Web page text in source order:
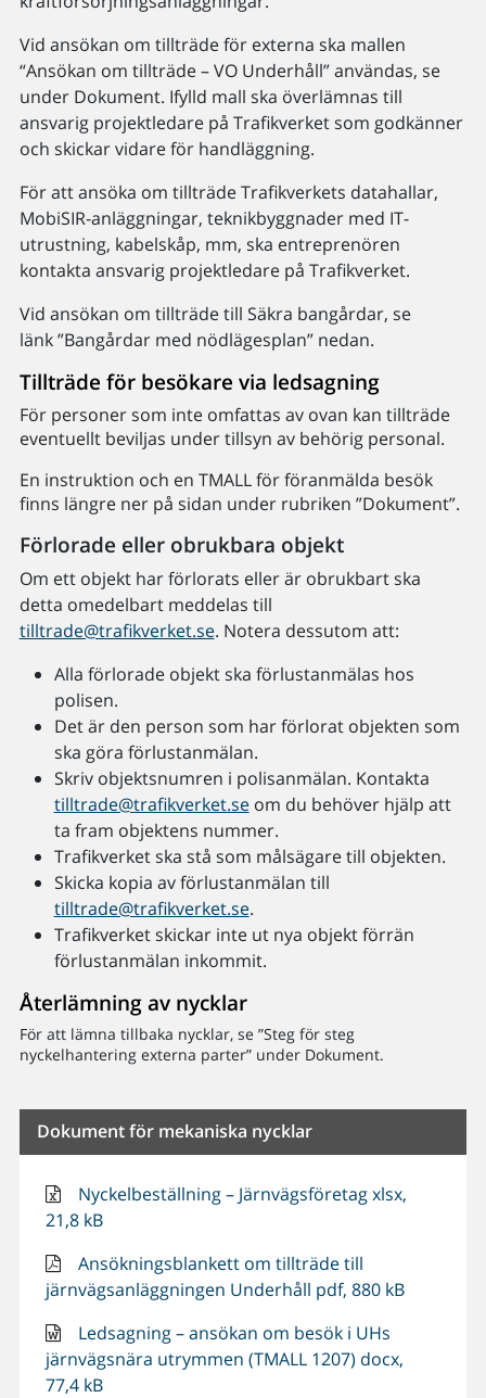
Vid ansökan om tillträde för externa ska mallen
“Ansökan om tillträde – VO Underhåll” användas, se
under Dokument. Ifylld mall ska överlämnas till
ansvarig projektledare på Trafikverket som godkänner
och skickar vidare för handläggning.
För att ansöka om tillträde Trafikverkets datahallar,
MobiSIR-anläggningar, teknikbyggnader med IT-
utrustning, kabelskåp, mm, ska entreprenören
kontakta ansvarig projektledare på Trafikverket.
Vid ansökan om tillträde till Säkra bangårdar, se
länk ”Bangårdar med nödlägesplan” nedan.
Tillträde för besökare via ledsagning
För personer som inte omfattas av ovan kan tillträde
eventuellt beviljas under tillsyn av behörig personal.
En instruktion och en TMALL för föranmälda besök
finns längre ner på sidan under rubriken ”Dokument”.
Förlorade eller obrukbara objekt
Om ett objekt har förlorats eller är obrukbart ska
detta omedelbart meddelas till
tilltrade@trafikverket.se. Notera dessutom att:
Alla förlorade objekt ska förlustanmälas hos
polisen.
Det är den person som har förlorat objekten som
ska göra förlustanmälan.
Skriv objektsnumren i polisanmälan. Kontakta
tilltrade@trafikverket.seom du behöver hjälp att
ta fram objektens nummer.
Trafikverket ska stå som målsägare till objekten.
Skicka kopia av förlustanmälan till
tilltrade@trafikverket.se.
Trafikverket skickar inte ut nya objekt förrän
förlustanmälan inkommit.
Återlämning av nycklar
För att lämna tillbaka nycklar, se ”Steg för steg
nyckelhantering externa parter” under Dokument.
Dokument för mekaniska nycklar
Nyckelbeställning – Järnvägsföretag xlsx,
21,8 kB
Ansökningsblankett om tillträde till
järnvägsanläggningen Underhåll pdf, 880 kB
Ledsagning – ansökan om besök i UHs
järnvägsnära utrymmen (TMALL 1207) docx,
77,4 kB